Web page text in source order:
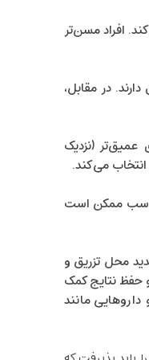
افراد مسن‌تر
در مقابل،
عمیق‌تر (نزدیک
انتخاب می‌کند.
ممکن است
محل تزریق و
حفظ نتایج کمک
مانند